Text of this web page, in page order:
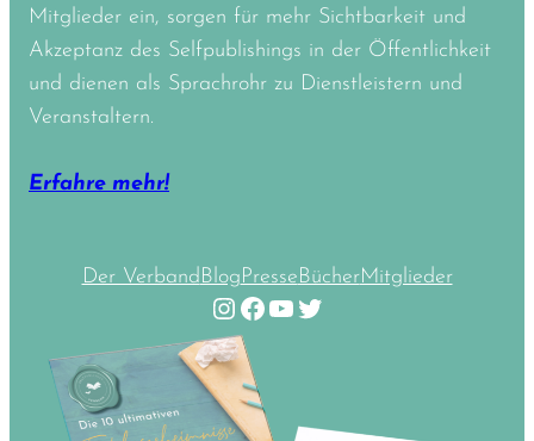
Mitglieder ein, sorgen für mehr Sichtbarkeit und
Akzeptanz des Selfpublishings in der Öffentlichkeit
und dienen als Sprachrohr zu Dienstleistern und
Veranstaltern.
Erfahre mehr!
Der VerbandBlogPresseBücherMitglieder
Instagram Facebook YouTube Twitter